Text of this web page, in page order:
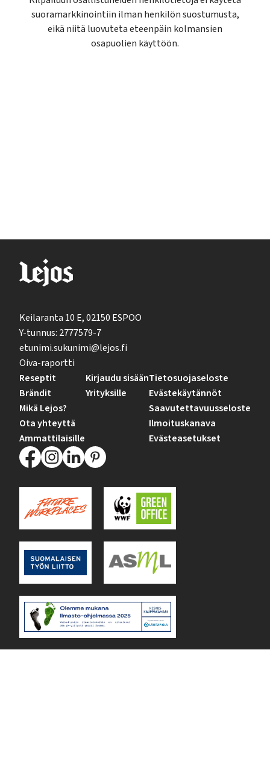
suoramarkkinointiin ilman henkilön suostumusta,
eikä niitä luovuteta eteenpäin kolmansien
osapuolien käyttöön.
Keilaranta 10 E, 02150 ESPOO
Y-tunnus: 2777579-7
etunimi.sukunimi@lejos.fi
Oiva-raportti
Reseptit
Brändit
Mikä Lejos?
Ota yhteyttä
Ammattilaisille
Kirjaudu sisään
Yrityksille
Tietosuojaseloste
Evästekäytännöt
Saavutettavuusseloste
Ilmoituskanava
Evästeasetukset